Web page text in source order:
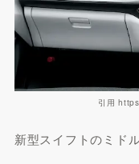
引用
新型スイフトのミド